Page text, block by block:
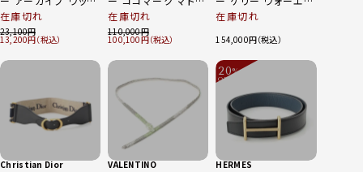
木目 転写レザー ベ
ルト ベージュ
在庫切れ
23,100
13,200
ッセ ベルト ブラック
70/28
在庫切れ
110,000
100,100
ソン シルバー金具 ベ
在庫切れ
154,000
Christian Dior VALENTINO
20%
OFF
HERMES